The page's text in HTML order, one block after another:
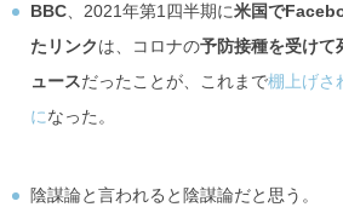
BBC、2021年第1四半期に米国で
たリンクは、コロナの予防接種を受けて
ュースだったことが、これまで棚上げさ
になった。
陰謀論と言われると陰謀論だと思う。